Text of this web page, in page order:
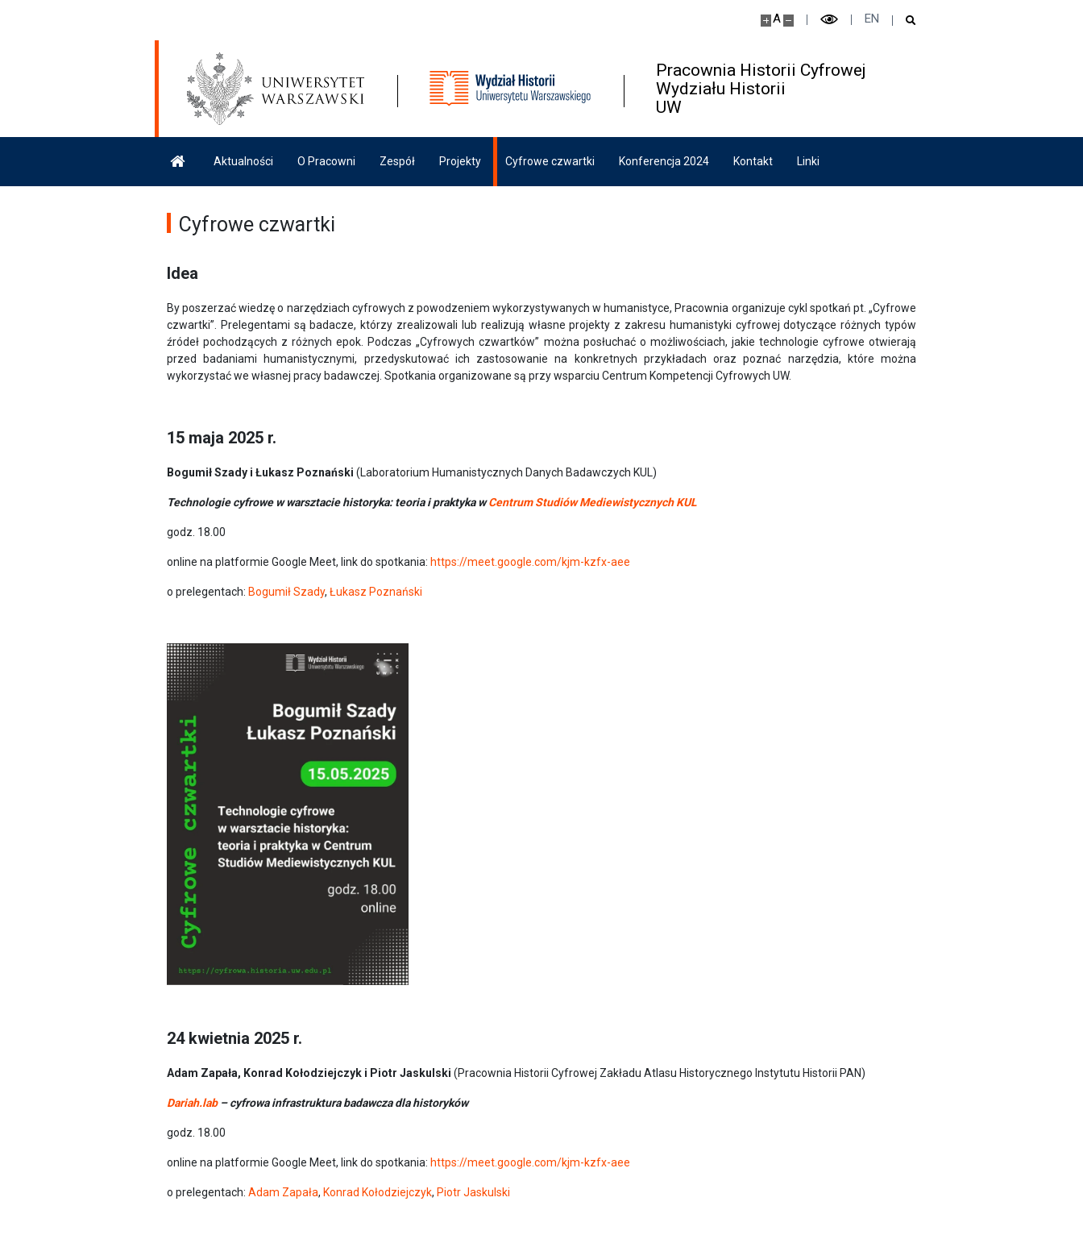
A EN
Pracownia Historii Cyfrowej
Wydziału Historii
UW
Aktualności O Pracowni Zespół Projekty Cyfrowe czwartki Konferencja 2024 Kontakt Linki
Cyfrowe czwartki
Idea
By poszerzać wiedzę o narzędziach cyfrowych z powodzeniem wykorzystywanych w humanistyce, Pracownia organizuje cykl spotkań pt. „Cyfrowe
czwartki”. Prelegentami są badacze, którzy zrealizowali lub realizują własne projekty z zakresu humanistyki cyfrowej dotyczące różnych typów
źródeł pochodzących z różnych epok. Podczas „Cyfrowych czwartków” można posłuchać o możliwościach, jakie technologie cyfrowe otwierają
przed badaniami humanistycznymi, przedyskutować ich zastosowanie na konkretnych przykładach oraz poznać narzędzia, które można
wykorzystać we własnej pracy badawczej. Spotkania organizowane są przy wsparciu Centrum Kompetencji Cyfrowych UW.
15 maja 2025 r.
Bogumił Szady i Łukasz Poznański (Laboratorium Humanistycznych Danych Badawczych KUL)
Technologie cyfrowe w warsztacie historyka: teoria i praktyka wCentrum Studiów Mediewistycznych KUL
godz. 18.00
online na platformie Google Meet, link do spotkania: https://meet.google.com/kjm-kzfx-aee
o prelegentach: Bogumił Szady, Łukasz Poznański
24 kwietnia 2025 r.
Adam Zapała, Konrad Kołodziejczyk i Piotr Jaskulski (Pracownia Historii Cyfrowej Zakładu Atlasu Historycznego Instytutu Historii PAN)
Dariah.lab– cyfrowa infrastruktura badawcza dla historyków
godz. 18.00
online na platformie Google Meet, link do spotkania: https://meet.google.com/kjm-kzfx-aee
o prelegentach: Adam Zapała, Konrad Kołodziejczyk, Piotr Jaskulski